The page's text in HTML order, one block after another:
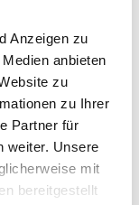
Anzeigen zu
anbieten
zu
zu Ihrer
Partner für
weiter. Unsere
mit
bereitgestellt
75 g